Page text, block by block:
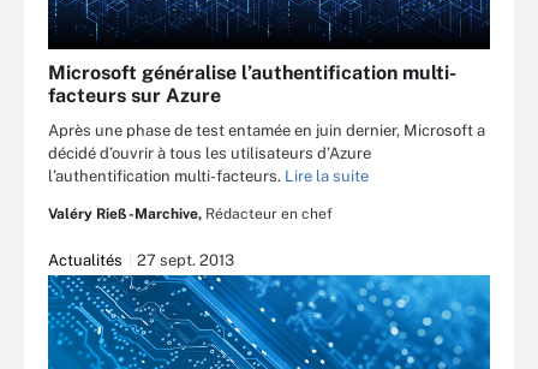
Microsoft généralise l’authentification multi-
facteurs sur Azure
Après une phase de test entamée en juin dernier, Microsoft a
décidé d’ouvrir à tous les utilisateurs d’Azure
l’authentification multi-facteurs. Lire la suite
Valéry Rieß-Marchive, Rédacteur en chef
Actualités 27 sept. 2013